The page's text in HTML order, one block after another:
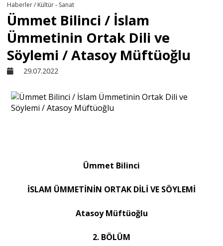
Derkenar
Sivil Toplum
Kültür - Sanat
Yorum - Analiz
Haberler / Kültür - Sanat
Ümmet Bilinci / İslam
Ümmetinin Ortak Dili ve
Söylemi / Atasoy Müftüoğlu
29.07.2022
Ümmet Bilinci
İSLAM ÜMMETİNİN ORTAK DİLİ VE SÖYLEMİ
Atasoy Müftüoğlu
2. BÖLÜM